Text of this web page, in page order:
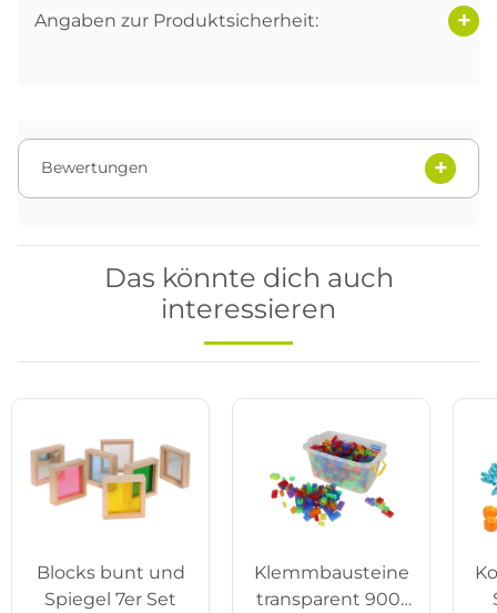
Angaben zur Produktsicherheit:
Bewertungen
Das könnte dich auch
interessieren
Blocks bunt und
Spiegel 7er Set
Klemmbausteine
transparent 900-